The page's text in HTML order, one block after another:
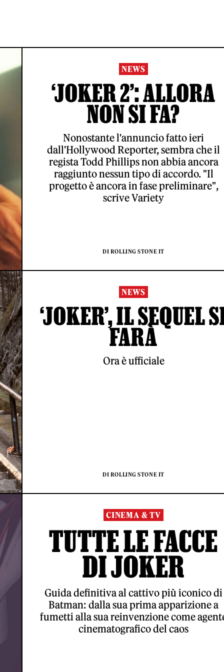
NEWS
‘JOKER 2’: ALLORA
NON SI FA?
Nonostante l'annuncio fatto ieri
dall'Hollywood Reporter, sembra che il
regista Todd Phillips non abbia ancora
raggiunto nessun tipo di accordo. "Il
progetto è ancora in fase preliminare",
scrive Variety
DI ROLLING STONE IT
NEWS
‘JOKER’, IL SEQUEL
FARÀ
Ora è ufficiale
DI ROLLING STONE IT
CINEMA & TV
TUTTE LE FACCE
DI JOKER
Guida definitiva al cattivo più iconico di
Batman: dalla sua prima apparizione a
fumetti alla sua reinvenzione come
cinematografico del caos